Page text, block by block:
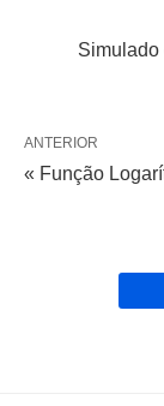
Simulado
ANTERIOR
« Função